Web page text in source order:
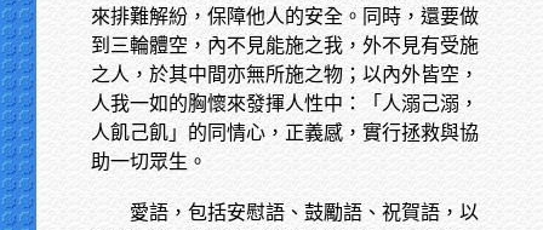
來排難解紛，保障他人的安全。同時，還要做
到三輪體空，內不見能施之我，外不見有受施
之人，於其中間亦無所施之物；以內外皆空，
人我一如的胸懷來發揮人性中：「人溺己溺，
人飢己飢」的同情心，正義感，實行拯救與協
助一切眾生。
愛語，包括安慰語、鼓勵語、祝賀語，以